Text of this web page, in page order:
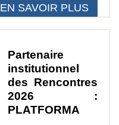
EN SAVOIR PLUS
Partenaire
institutionnel
des Rencontres
2026 :
PLATFORMA